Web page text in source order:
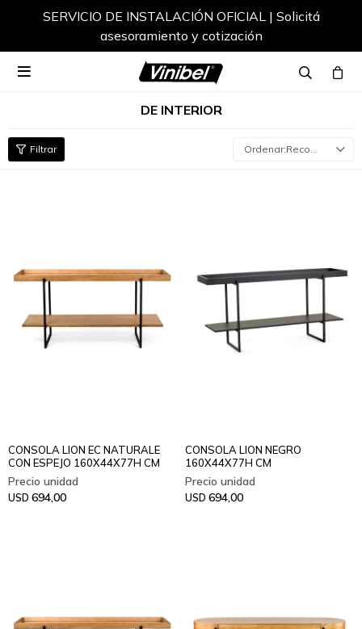
SERVICIO DE INSTALACIÓN OFICIAL | Solicitá
asesoramiento y cotización

DE INTERIOR
Recomendados
CONSOLA LION EC NATURALE
CON ESPEJO 160X44X77H CM
USD 694,00
CONSOLA LION NEGRO
160X44X77H CM
USD 694,00